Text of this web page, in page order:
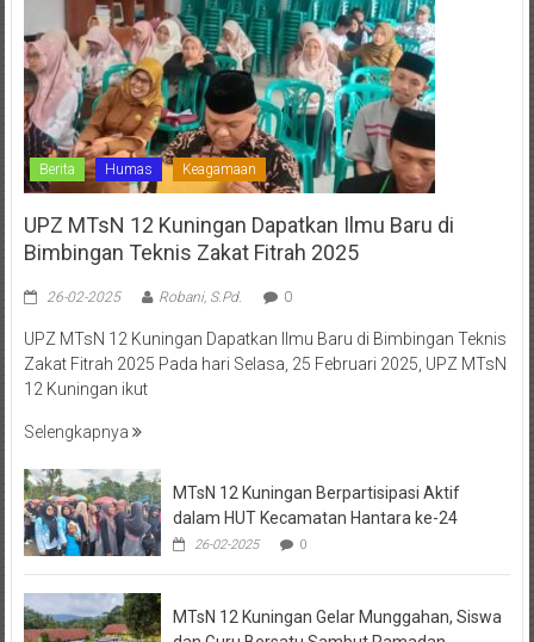
Berita Humas Keagamaan
UPZ MTsN 12 Kuningan Dapatkan Ilmu Baru di
Bimbingan Teknis Zakat Fitrah 2025
26-02-2025 Robani, S.Pd. 0
UPZ MTsN 12 Kuningan Dapatkan Ilmu Baru di Bimbingan Teknis
Zakat Fitrah 2025 Pada hari Selasa, 25 Februari 2025, UPZ MTsN
12 Kuningan ikut
Selengkapnya
MTsN 12 Kuningan Berpartisipasi Aktif
dalam HUT Kecamatan Hantara ke-24
26-02-2025 0
MTsN 12 Kuningan Gelar Munggahan, Siswa